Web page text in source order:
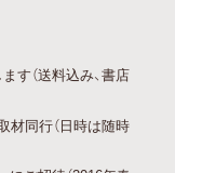
す（送料込み、書店
材同行（日時は随時